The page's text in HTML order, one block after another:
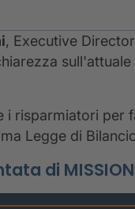
, Executive
i risparmiatori per
Legge di
di